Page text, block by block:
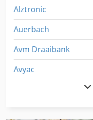
Alztronic
Auerbach
Avm Draaibank
Avyac